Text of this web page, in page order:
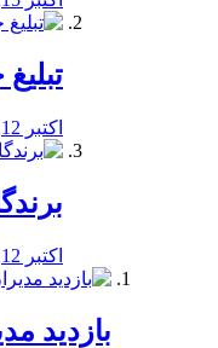
اکتبر 12, 2019
اکتبر 12, 2019
بازدید